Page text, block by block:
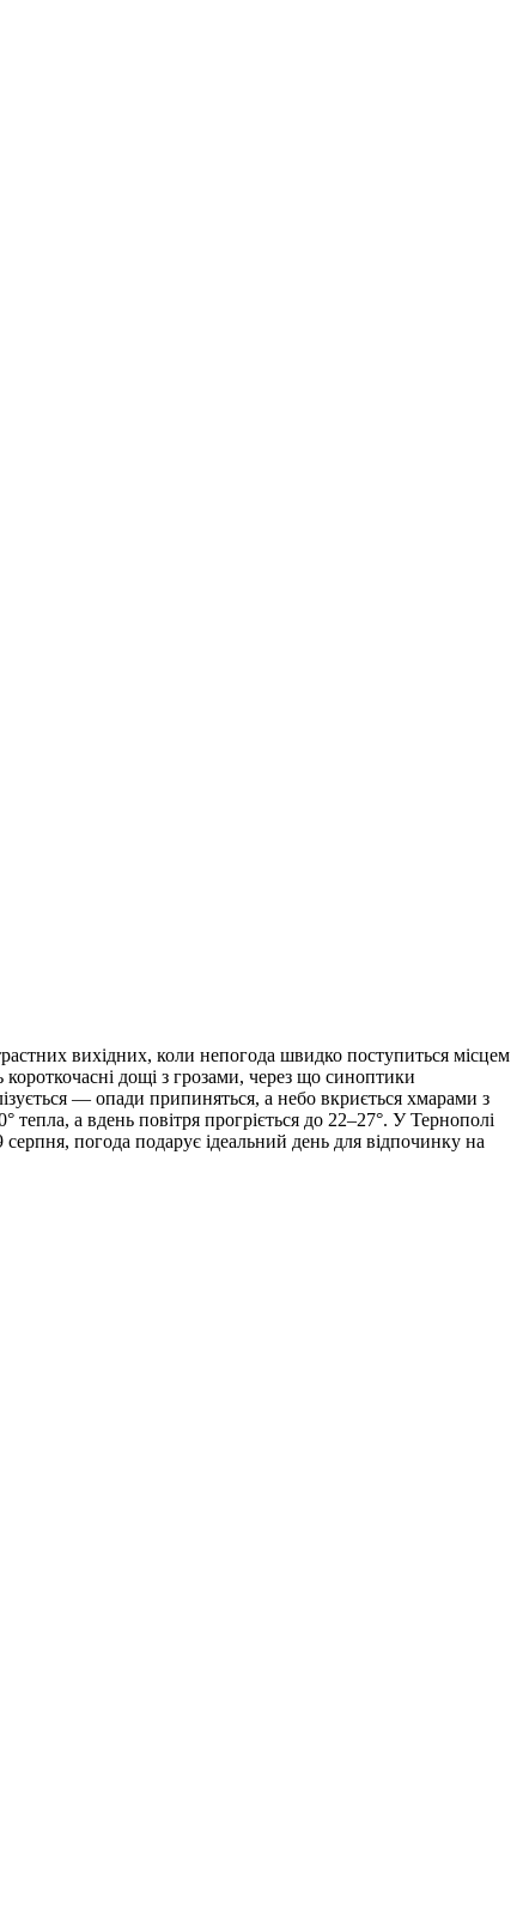
вихідних, коли непогода швидко поступиться місцем
дощі з грозами, через що синоптики
— опади припиняться, а небо вкриється хмарами з
а вдень повітря прогріється до 22–27°. У Тернополі
погода подарує ідеальний день для відпочинку на